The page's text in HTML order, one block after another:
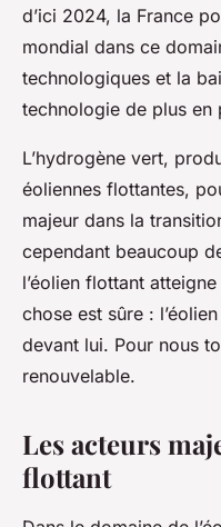
d’ici 2024, la France
mondial dans ce
technologiques et la
technologie de plus en
L’hydrogène vert,
éoliennes flottantes,
majeur dans la
cependant beaucoup
l’éolien flottant
chose est sûre :
devant lui. Pour nous
renouvelable.
Les acteurs
flottant